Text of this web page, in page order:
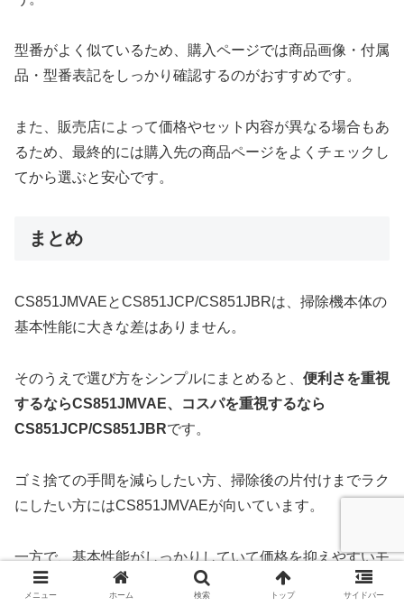
型番がよく似ているため、購入ページでは商品画像・付属
品・型番表記をしっかり確認するのがおすすめです。
また、販売店によって価格やセット内容が異なる場合もあ
るため、最終的には購入先の商品ページをよくチェックし
てから選ぶと安心です。
まとめ
CS851JMVAEとCS851JCP/CS851JBRは、掃除機本体の
基本性能に大きな差はありません。
そのうえで選び方をシンプルにまとめると、 便利さを重視
するならCS851JMVAE、コスパを重視するなら
CS851JCP/CS851JBRです。
ゴミ捨ての手間を減らしたい方、掃除後の片付けまでラク
にしたい方にはCS851JMVAEが向いています。
一方で、基本性能がしっかりしていて価格を抑えやすいモ
デルを求めるなら、CS851JCP/CS851JBRが有力候補に
メニュー ホーム 検索 トップ サイドバー